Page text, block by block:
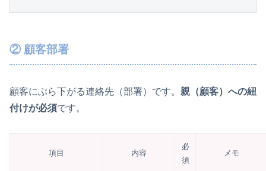
② 顧客部署
顧客にぶら下がる連絡先（部署）です。 親（顧客）への紐
付けが必須です。
項目 内容
必
須
メモ